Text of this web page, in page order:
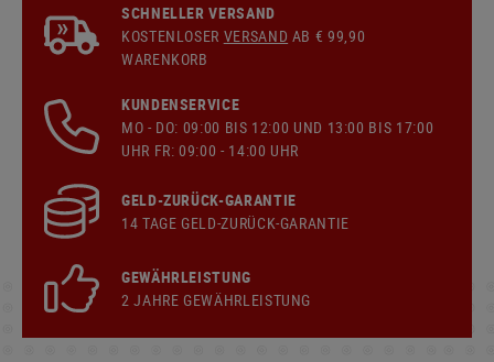
SCHNELLER VERSAND
KOSTENLOSER VERSAND AB € 99,90
WARENKORB
KUNDENSERVICE
MO - DO: 09:00 BIS 12:00 UND 13:00 BIS 17:00
UHR FR: 09:00 - 14:00 UHR
GELD-ZURÜCK-GARANTIE
14 TAGE GELD-ZURÜCK-GARANTIE
GEWÄHRLEISTUNG
2 JAHRE GEWÄHRLEISTUNG